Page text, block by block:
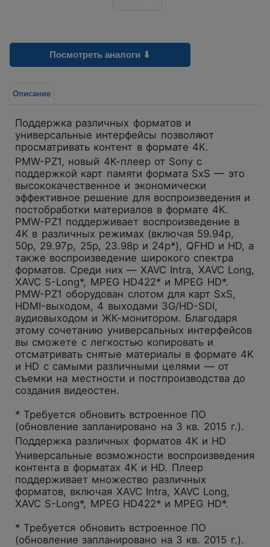
Посмотреть аналоги ⬇
Описание
Поддержка различных форматов и
универсальные интерфейсы позволяют
просматривать контент в формате 4К.
PMW-PZ1, новый 4К-плеер от Sony с
поддержкой карт памяти формата SxS — это
высококачественное и экономически
эффективное решение для воспроизведения и
постобработки материалов в формате 4К.
PMW-PZ1 поддерживает воспроизведение в
4K в различных режимах (включая 59.94p,
50p, 29.97p, 25p, 23.98p и 24p*), QFHD и HD, а
также воспроизведение широкого спектра
форматов. Среди них — XAVC Intra, XAVC Long,
XAVC S-Long*, MPEG HD422* и MPEG HD*.
PMW-PZ1 оборудован слотом для карт SxS,
HDMI-выходом, 4 выходами 3G/HD-SDI,
аудиовыходом и ЖК-монитором. Благодаря
этому сочетанию универсальных интерфейсов
вы сможете с легкостью копировать и
отсматривать снятые материалы в формате 4K
и HD с самыми различными целями — от
съемки на местности и постпроизводства до
создания видеостен.
* Требуется обновить встроенное ПО
(обновление запланировано на 3 кв. 2015 г.).
Поддержка различных форматов 4K и HD
Универсальные возможности воспроизведения
контента в форматах 4K и HD. Плеер
поддерживает множество различных
форматов, включая XAVC Intra, XAVC Long,
XAVC S-Long*, MPEG HD422* и MPEG HD*.
* Требуется обновить встроенное ПО
(обновление запланировано на 3 кв. 2015 г.).